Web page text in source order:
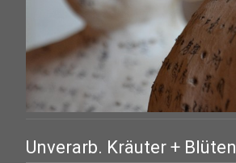
Unverarb. Kräuter + Blüten